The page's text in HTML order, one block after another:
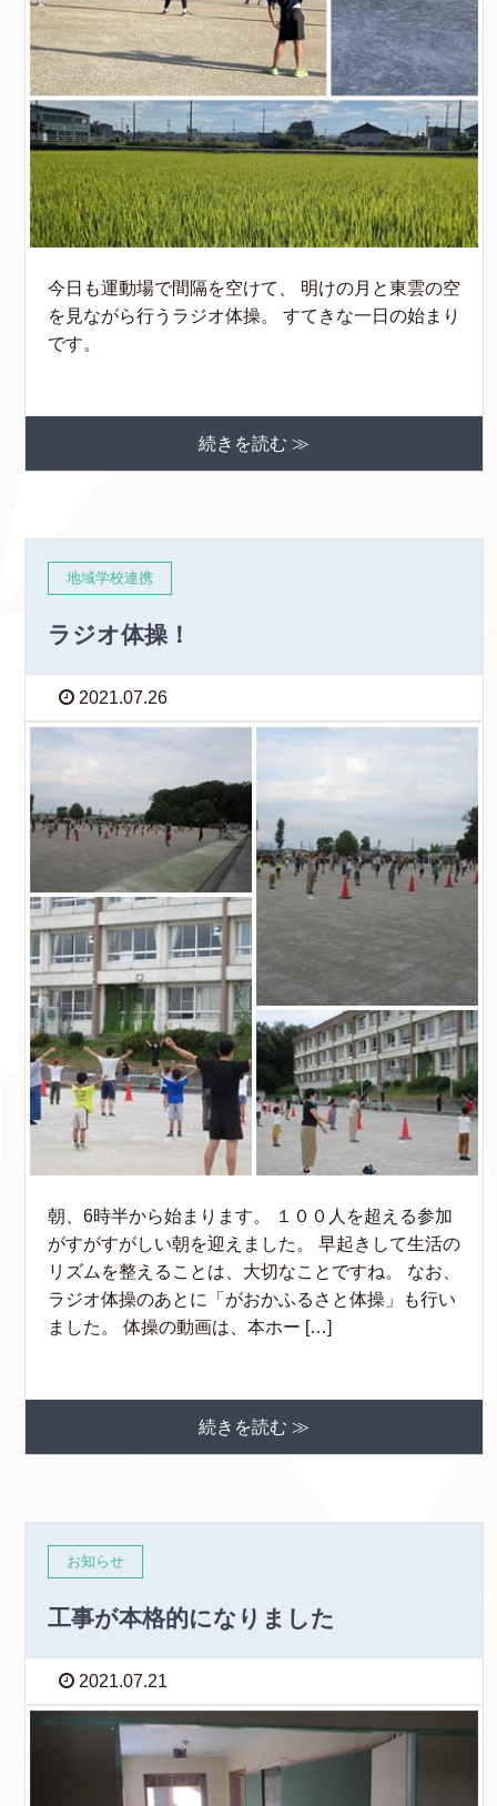
今日も運動場で間隔を空けて、 明けの月と東雲の空
を見ながら行うラジオ体操。 すてきな一日の始まり
です。
続きを読む ≫
地域学校連携
ラジオ体操！
2021.07.26
朝、6時半から始まります。 １００人を超える参加
がすがすがしい朝を迎えました。 早起きして生活の
リズムを整えることは、大切なことですね。 なお、
ラジオ体操のあとに「がおかふるさと体操」も行い
ました。 体操の動画は、本ホー […]
続きを読む ≫
お知らせ
工事が本格的になりました
2021.07.21